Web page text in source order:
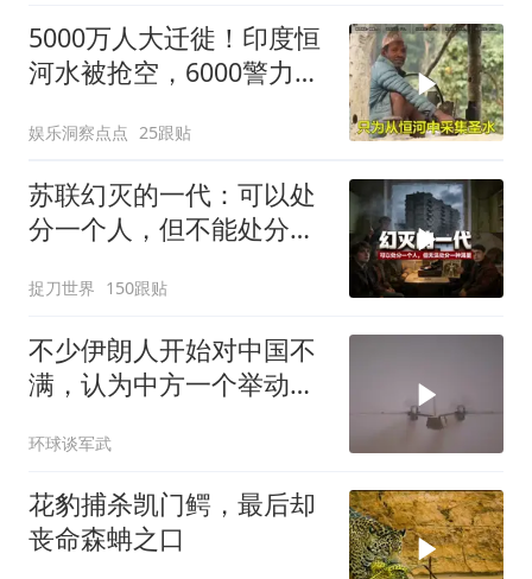
5000万人大迁徙！印度恒
河水被抢空，6000警力全
娱乐洞察点点 25跟贴
苏联幻灭的一代：可以处
分一个人，但不能处分一
捉刀世界 150跟贴
不少伊朗人开始对中国不
满，认为中方一个举动，
环球谈军武
花豹捕杀凯门鳄，最后却
丧命森蚺之口